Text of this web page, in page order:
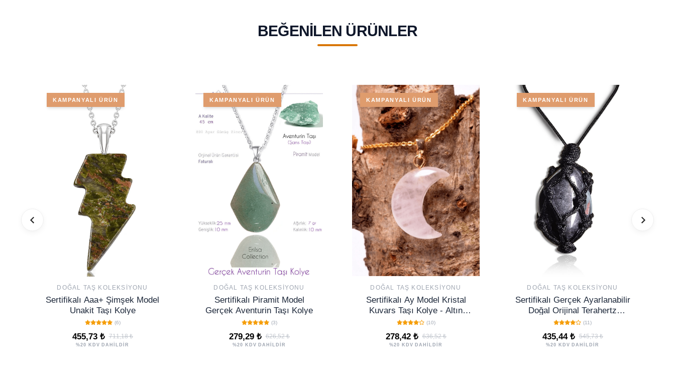
BEĞENILEN ÜRÜNLER
KAMPANYALI ÜRÜN
DOĞAL TAŞ KOLEKSIYONU
Sertifikalı Aaa+ Şimşek Model
Unakit Taşı Kolye
(6)
455,73 ₺ 711,18 ₺
%20 KDV DAHİLDİR
KAMPANYALI ÜRÜN
DOĞAL TAŞ KOLEKSIYONU
Sertifikalı Piramit Model
Gerçek Aventurin Taşı Kolye
(3)
279,29 ₺ 626,52 ₺
%20 KDV DAHİLDİR
KAMPANYALI ÜRÜN
DOĞAL TAŞ KOLEKSIYONU
Sertifikalı Ay Model Kristal
Kuvars Taşı Kolye - Altın
Kaplama
(10)
278,42 ₺ 636,52 ₺
%20 KDV DAHİLDİR
KAMPANYALI ÜRÜN
DOĞAL TAŞ KOLEKSIYONU
Sertifikalı Gerçek Ayarlanabilir
Doğal Orijinal Terahertz
Titreşim Taşı Kolye
(11)
435,44 ₺ 545,73 ₺
%20 KDV DAHİLDİR